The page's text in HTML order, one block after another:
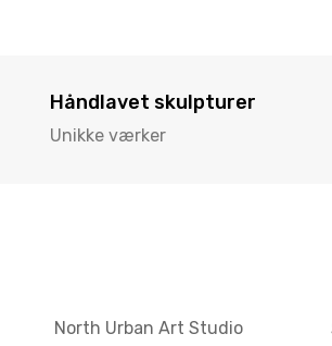
Håndlavet skulpturer
Unikke værker
North Urban Art Studio